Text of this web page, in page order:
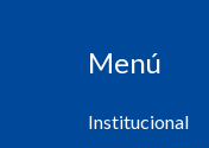
Menú
Institucional